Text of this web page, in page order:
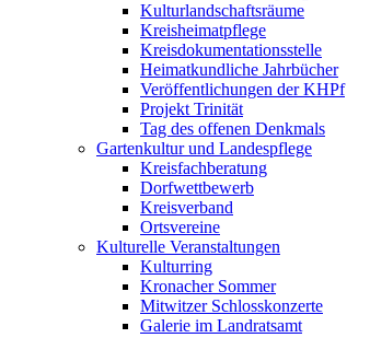
Kulturlandschaftsräume
Kreisheimatpflege
Kreisdokumentationsstelle
Heimatkundliche Jahrbücher
Veröffentlichungen der KHPf
Projekt Trinität
Tag des offenen Denkmals
Gartenkultur und Landespflege
Kreisfachberatung
Dorfwettbewerb
Kreisverband
Ortsvereine
Kulturelle Veranstaltungen
Kulturring
Kronacher Sommer
Mitwitzer Schlosskonzerte
Galerie im Landratsamt